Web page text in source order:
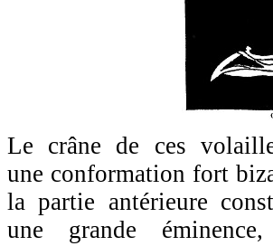
Le crâne de ces
une conformation fort
la partie antérieure
une grande